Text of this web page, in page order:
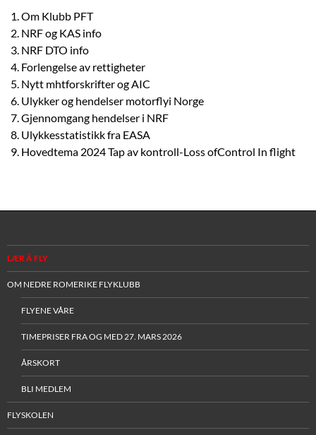
Om Klubb PFT
NRF og KAS info
NRF DTO info
Forlengelse av rettigheter
Nytt mhtforskrifter og AIC
Ulykker og hendelser motorflyi Norge
Gjennomgang hendelser i NRF
Ulykkesstatistikk fra EASA
Hovedtema 2024 Tap av kontroll-Loss ofControl In flight
LÆR Å FLY
OM NEDRE ROMERIKE FLYKLUBB
FLYENE VÅRE
TIMEPRISER FRA OG MED 27. MARS 2026
ÅRSKORT
BLI MEDLEM
FLYSKOLEN